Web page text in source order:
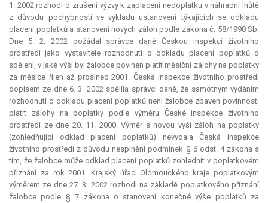
1. 2002 rozhodl o zrušení výzvy k zaplacení nedoplatku v náhradní lhůtě
z důvodu pochybností ve výkladu ustanovení týkajících se odkladu
placení poplatků a stanovení nových záloh podle zákona č. 58/1998 Sb.
Dne 5. 2. 2002 požádal správce daně Českou inspekci životního
prostředí jako vystavitele rozhodnutí o odkladu placení poplatků o
sdělení, v jaké výši byl žalobce povinen platit měsíční zálohy na poplatky
za měsíce říjen až prosinec 2001. Česká inspekce životního prostředí
dopisem ze dne 6. 3. 2002 sdělila správci daně, že samotným vydáním
rozhodnutí o odkladu placení poplatků není žalobce zbaven povinnosti
platit zálohy na poplatky podle výměru České inspekce životního
prostředí ze dne 20. 11. 2000. Výměr s novou výší záloh na poplatky
(zohledňující odklad placení poplatků) nevydala Česká inspekce
životního prostředí z důvodu nesplnění podmínek § 6 odst. 4 zákona s
tím, že žalobce může odklad placení poplatků zohlednit v poplatkovém
přiznání za rok 2001. Krajský úřad Olomouckého kraje poplatkovým
výměrem ze dne 27. 3. 2002 rozhodl na základě poplatkového přiznání
žalobce podle § 7 zákona o stanovení konečné výše poplatků za